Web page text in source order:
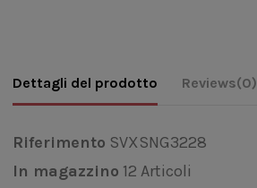
Dettagli del prodotto Reviews(0)
Riferimento SVXSNG3228
In magazzino 12 Articoli